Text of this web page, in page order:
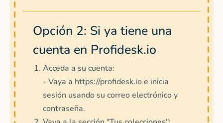
Opción 2: Si ya tiene una
cuenta en Profidesk.io
Acceda a su cuenta:
- Vaya a https://profidesk.io e inicia
sesión usando su correo electrónico y
contraseña.